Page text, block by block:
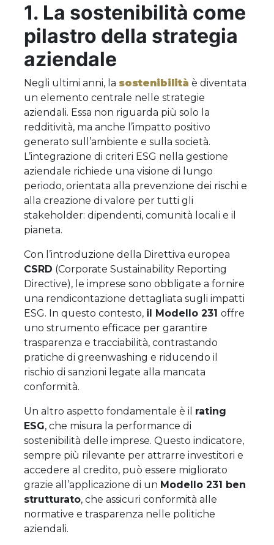
1. La sostenibilità come
pilastro della strategia
aziendale
Negli ultimi anni, la sostenibilità è diventata
un elemento centrale nelle strategie
aziendali. Essa non riguarda più solo la
redditività, ma anche l’impatto positivo
generato sull’ambiente e sulla società.
L’integrazione di criteri ESG nella gestione
aziendale richiede una visione di lungo
periodo, orientata alla prevenzione dei rischi e
alla creazione di valore per tutti gli
stakeholder: dipendenti, comunità locali e il
pianeta.
Con l’introduzione della Direttiva europea
CSRD (Corporate Sustainability Reporting
Directive), le imprese sono obbligate a fornire
una rendicontazione dettagliata sugli impatti
ESG. In questo contesto, il Modello 231 offre
uno strumento efficace per garantire
trasparenza e tracciabilità, contrastando
pratiche di greenwashing e riducendo il
rischio di sanzioni legate alla mancata
conformità.
Un altro aspetto fondamentale è il rating
ESG, che misura la performance di
sostenibilità delle imprese. Questo indicatore,
sempre più rilevante per attrarre investitori e
accedere al credito, può essere migliorato
grazie all’applicazione di un Modello 231 ben
strutturato, che assicuri conformità alle
normative e trasparenza nelle politiche
aziendali.